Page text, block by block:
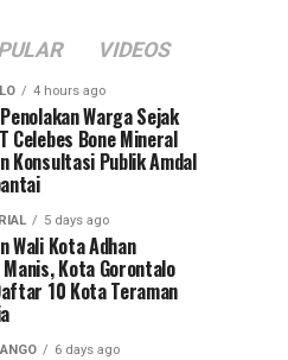
VIDEOS
4 hours ago
Warga Sejak
Celebes Bone Mineral
Konsultasi Publik Amdal
5 days ago
Wali Kota Adhan
Kota Gorontalo
10 Kota Teraman
6 days ago